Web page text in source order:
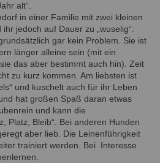
alt“.
in einer Familie mit zwei kleinen
jedoch auf Dauer zu „wuselig“.
gar kein Problem. Sie ist
länger alleine sein (mit ein
das aber bestimmt auch hin). Zeit
zu kurz kommen. Am liebsten ist
und kuschelt auch für ihr Leben
hat großen Spaß daran etwas
und kann die
Platz, Bleib“. Bei anderen Hunden
aber lieb. Die Leinenführigkeit
trainiert werden. Bei Interesse